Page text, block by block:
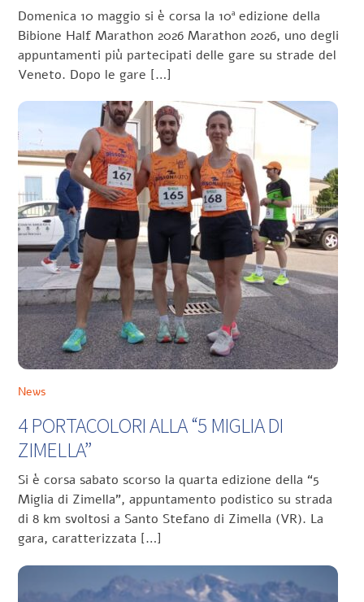
Domenica 10 maggio si è corsa la 10ª edizione della
Bibione Half Marathon 2026 Marathon 2026, uno degli
appuntamenti più partecipati delle gare su strade del
Veneto. Dopo le gare […]
News
4 PORTACOLORI ALLA “5 MIGLIA DI
ZIMELLA”
Si è corsa sabato scorso la quarta edizione della “5
Miglia di Zimella”, appuntamento podistico su strada
di 8 km svoltosi a Santo Stefano di Zimella (VR). La
gara, caratterizzata […]